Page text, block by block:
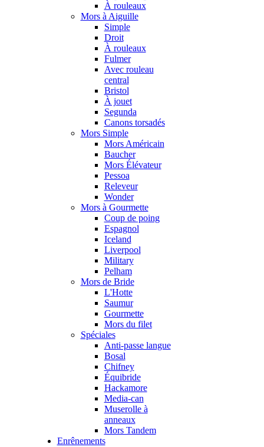
À rouleaux
Mors à Aiguille
Simple
Droit
À rouleaux
Fulmer
Avec rouleau
central
Bristol
À jouet
Segunda
Canons torsadés
Mors Simple
Mors Américain
Baucher
Mors Élévateur
Pessoa
Releveur
Wonder
Mors à Gourmette
Coup de poing
Espagnol
Iceland
Liverpool
Military
Pelham
Mors de Bride
L'Hotte
Saumur
Gourmette
Mors du filet
Spéciales
Anti-passe langue
Bosal
Chifney
Équibride
Hackamore
Media-can
Muserolle à
anneaux
Mors Tandem
Enrênements